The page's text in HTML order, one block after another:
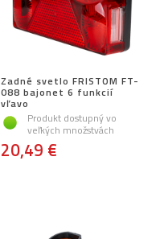
Zadné svetlo FRISTOM FT-
088 bajonet 6 funkcií
vľavo
Produkt dostupný vo
veľkých množstvách
20,49 €